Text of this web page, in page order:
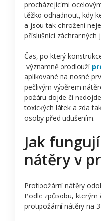
procházejícími
těžko odhadnout, kdy
a jsou tak ohrožení
příslušníci záchranných
Čas, po který
významně prodlouží
aplikované na nosné
pečlivým výběrem
požáru dojde či
toxických látek a zda
osoby před udušením.
Jak
nátěry v
Protipožární nátěry
Podle způsobu, kterým
protipožární nátěry na